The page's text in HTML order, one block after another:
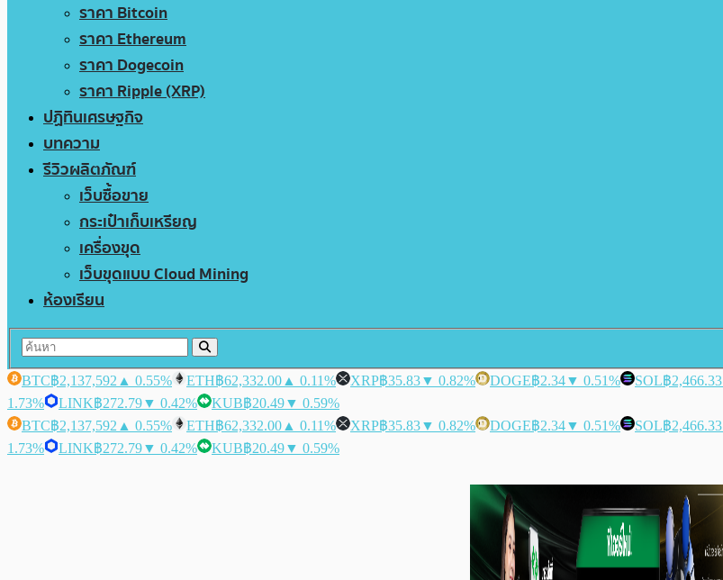
ราคา Bitcoin
ราคา Ethereum
ราคา Dogecoin
ราคา Ripple (XRP)
ปฏิทินเศรษฐกิจ
บทความ
รีวิวผลิตภัณฑ์
เว็บซื้อขาย
กระเป๋าเก็บเหรียญ
เครื่องขุด
เว็บขุดแบบ Cloud Mining
ห้องเรียน
BTC฿2,137,592 ▲ 0.55% ETH฿62,332.00 ▲ 0.11% XRP฿35.83▼ 0.82% DOGE฿2.34▼ 0.51% SOL฿2,466.33
1.73%
LINK฿272.79▼ 0.42% KUB฿20.49▼ 0.59%
BTC฿2,137,592 ▲ 0.55% ETH฿62,332.00 ▲ 0.11% XRP฿35.83▼ 0.82% DOGE฿2.34▼ 0.51% SOL฿2,466.33
1.73%
LINK฿272.79▼ 0.42% KUB฿20.49▼ 0.59%